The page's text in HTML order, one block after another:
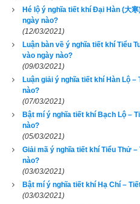
dịch” phối ghép đối với khí hậu
vượng của bát quái và ngũ
chút như sau:
Quẻ Tốn kết hợp với
vượng thịnh
Quẻ Ly kết hợp với mùa
thịnh
Quẻ Càn, Quẻ Đoài kết
kim vượng thịnh
Quẻ Khảm kết hợp với
Hé lộ ý nghĩa tiết khí Đại Hàn (大
ngày nào?
(12/03/2021)
Luận bàn về ý nghĩa tiết khí Tiểu
vào ngày nào?
(09/03/2021)
Luận giải ý nghĩa tiết khí Hàn Lộ
nào?
(07/03/2021)
Bật mí ý nghĩa tiết khí Bạch Lộ –
nào?
(05/03/2021)
Giải mã ý nghĩa tiết khí Tiểu Thử
nào?
(03/03/2021)
Bật mí ý nghĩa tiết khí Hạ Chí –
(03/03/2021)